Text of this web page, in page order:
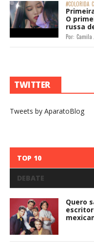
#COLORIDA
O
russa
Por: Camila
TWITTER
Tweets by AparatoBlog
TOP 10
DEBATE
Quero